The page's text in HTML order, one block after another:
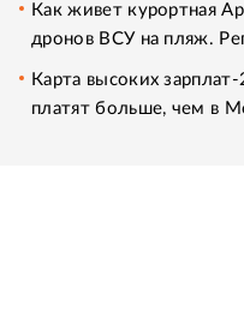
Как живет курортная
дронов ВСУ на пляж.
Карта высоких
платят больше, чем в